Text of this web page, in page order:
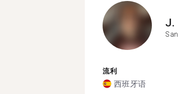
J.
流利
西班牙语